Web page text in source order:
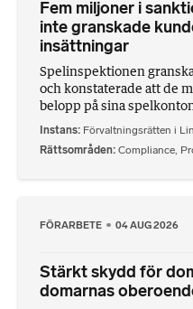
Fem miljoner i
inte granskade
insättningar
Spelinspektionen
och konstaterade att de
belopp på sina
Instans Förvaltningsrätten i
Rättsområden Compliance
FÖRARBETE 04 AUG 2026
Stärkt skydd för
domarnas